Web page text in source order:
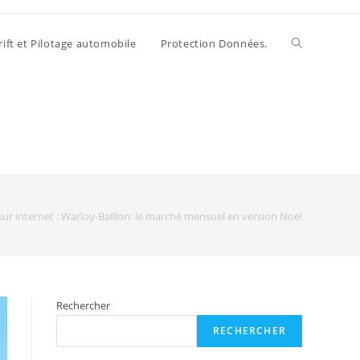
et Pilotage automobile Protection Données.
internet : Warloy-Baillon: le marché mensuel en version Noël
Rechercher
RECHERCHER